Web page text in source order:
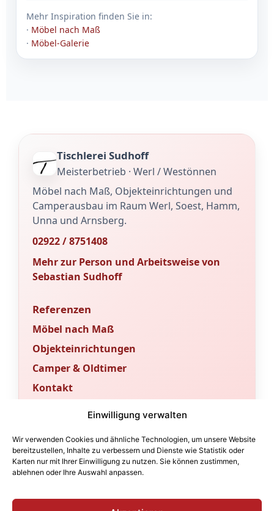
Einwilligung verwalten
Wir verwenden Cookies und ähnliche Technologien, um unsere Website
bereitzustellen, Inhalte zu verbessern und Dienste wie Statistik oder
Karten nur mit Ihrer Einwilligung zu nutzen. Sie können zustimmen,
ablehnen oder Ihre Auswahl anpassen.
Mehr Inspiration finden Sie in:
· Möbel nach Maß
· Möbel-Galerie
Tischlerei Sudhoff
Meisterbetrieb · Werl / Westönnen
Möbel nach Maß, Objekteinrichtungen und
Camperausbau im Raum Werl, Soest, Hamm,
Unna und Arnsberg.
02922 / 8751408
Mehr zur Person und Arbeitsweise von
Sebastian Sudhoff
Referenzen
Möbel nach Maß
Objekteinrichtungen
Camper & Oldtimer
Kontakt
Sachverständigenbüro & Fachportal
Für Gutachten und fachtechnische
Bewertungen betreiben wir ein
eigenständiges Sachverständigenbüro.
Fachbeiträge und technische Orientierung